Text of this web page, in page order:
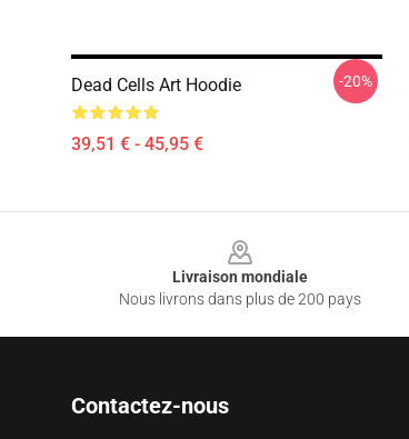
Dead Cells Art Hoodie
39,51 € - 45,95 €
-20%
Livraison mondiale
Nous livrons dans plus de 200 pays
Contactez-nous